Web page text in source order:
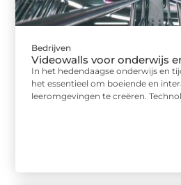
Bedrijven
Videowalls voor onderwijs
In het hedendaagse onderwijs en
het essentieel om boeiende en
leeromgevingen te creëren.